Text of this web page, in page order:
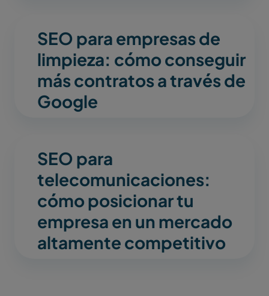
SEO para empresas de
limpieza: cómo conseguir
más contratos a través de
Google
SEO para
telecomunicaciones:
cómo posicionar tu
empresa en un mercado
altamente competitivo